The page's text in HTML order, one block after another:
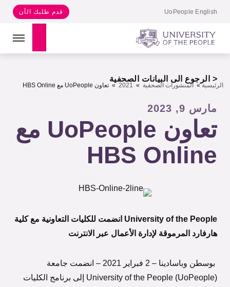
UoPeople English قدم طلبك الآن
Search
الرئيسية» المنشورات الصحفية »
2021
» تعاون UoPeople مع HBS Online
< الرجوع الى البيانات الصحفية
مارس 9, 2023
تعاون UoPeople مع
HBS Online
University of the People انضمت للكليات التعاونية مع كلية
هارفارد المرموقة لإدارة الأعمال عبر الانترنت
بوسطن وباسادينا – 2 فبراير 2021 – انضمت جامعة
University of the People (UoPeople) إلى برنامج الكليات